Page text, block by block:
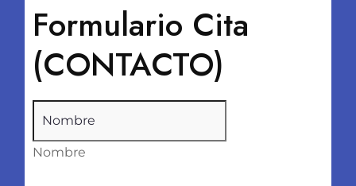
Formulario Cita
(CONTACTO)
Nombre
Nombre